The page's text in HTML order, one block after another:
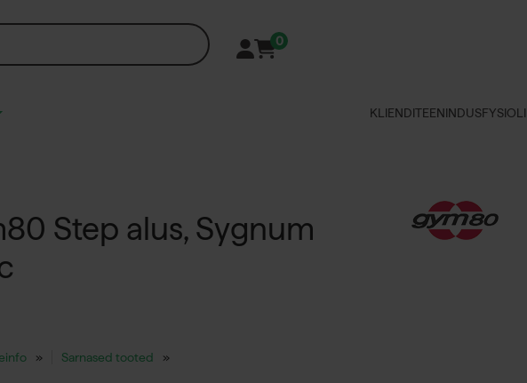
0
KLIENDITEENINDUS
Step alus, Sygnum
Sarnased tooted